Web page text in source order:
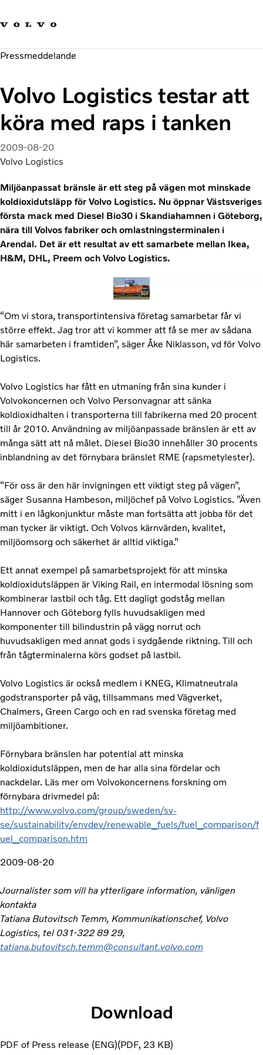
Hållbara transporter
Investerare
Nyheter och Media
Pressmeddelande
Volvo Logistics testar att
köra med raps i tanken
2009-08-20
Volvo Logistics
Miljöanpassat bränsle är ett steg på vägen mot minskade
koldioxidutsläpp för Volvo Logistics. Nu öppnar Västsveriges
första mack med Diesel Bio30 i Skandiahamnen i Göteborg,
nära till Volvos fabriker och omlastningsterminalen i
Arendal. Det är ett resultat av ett samarbete mellan Ikea,
H&M, DHL, Preem och Volvo Logistics.
“Om vi stora, transportintensiva företag samarbetar får vi
större effekt. Jag tror att vi kommer att få se mer av sådana
här samarbeten i framtiden”, säger Åke Niklasson, vd för Volvo
Logistics.
Volvo Logistics har fått en utmaning från sina kunder i
Volvokoncernen och Volvo Personvagnar att sänka
koldioxidhalten i transporterna till fabrikerna med 20 procent
till år 2010. Användning av miljöanpassade bränslen är ett av
många sätt att nå målet. Diesel Bio30 innehåller 30 procents
inblandning av det förnybara bränslet RME (rapsmetylester).
“För oss är den här invigningen ett viktigt steg på vägen”,
säger Susanna Hambeson, miljöchef på Volvo Logistics. ”Även
mitt i en lågkonjunktur måste man fortsätta att jobba för det
man tycker är viktigt. Och Volvos kärnvärden, kvalitet,
miljöomsorg och säkerhet är alltid viktiga.”
Ett annat exempel på samarbetsprojekt för att minska
koldioxidutsläppen är Viking Rail, en intermodal lösning som
kombinerar lastbil och tåg. Ett dagligt godståg mellan
Hannover och Göteborg fylls huvudsakligen med
komponenter till bilindustrin på vägg norrut och
huvudsakligen med annat gods i sydgående riktning. Till och
från tågterminalerna körs godset på lastbil.
Volvo Logistics är också medlem i KNEG, Klimatneutrala
godstransporter på väg, tillsammans med Vägverket,
Chalmers, Green Cargo och en rad svenska företag med
miljöambitioner.
Förnybara bränslen har potential att minska
koldioxidutsläppen, men de har alla sina fördelar och
nackdelar. Läs mer om Volvokoncernens forskning om
förnybara drivmedel på:
http://www.volvo.com/group/sweden/sv-
se/sustainability/envdev/renewable_fuels/fuel_comparison/f
uel_comparison.htm
2009-08-20
Journalister som vill ha ytterligare information, vänligen
kontakta
Tatiana Butovitsch Temm, Kommunikationschef, Volvo
Logistics, tel 031-322 89 29,
tatiana.butovitsch.temm@consultant.volvo.com
Download
PDF of Press release (ENG) PDF 23 KB